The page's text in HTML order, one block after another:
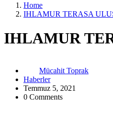
Home
IHLAMUR TERASA
IHLAMUR
Mücahit Toprak
Haberler
Temmuz 5, 2021
0 Comments